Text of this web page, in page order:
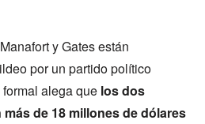
y Gates están
por un partido político
alega que los dos
de 18 millones de dólares